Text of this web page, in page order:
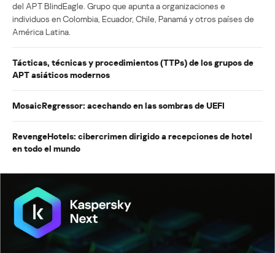
del APT BlindEagle. Grupo que apunta a organizaciones e
individuos en Colombia, Ecuador, Chile, Panamá y otros países de
América Latina.
Tácticas, técnicas y procedimientos (TTPs) de los grupos de
APT asiáticos modernos
MosaicRegressor: acechando en las sombras de UEFI
RevengeHotels: cibercrimen dirigido a recepciones de hotel
en todo el mundo